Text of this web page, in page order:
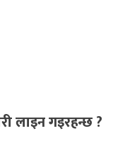
लाइन गइरहन्छ ?